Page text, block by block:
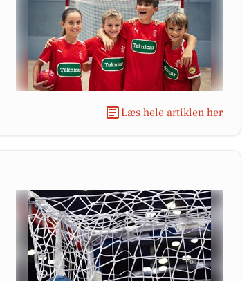
Læs hele artiklen her